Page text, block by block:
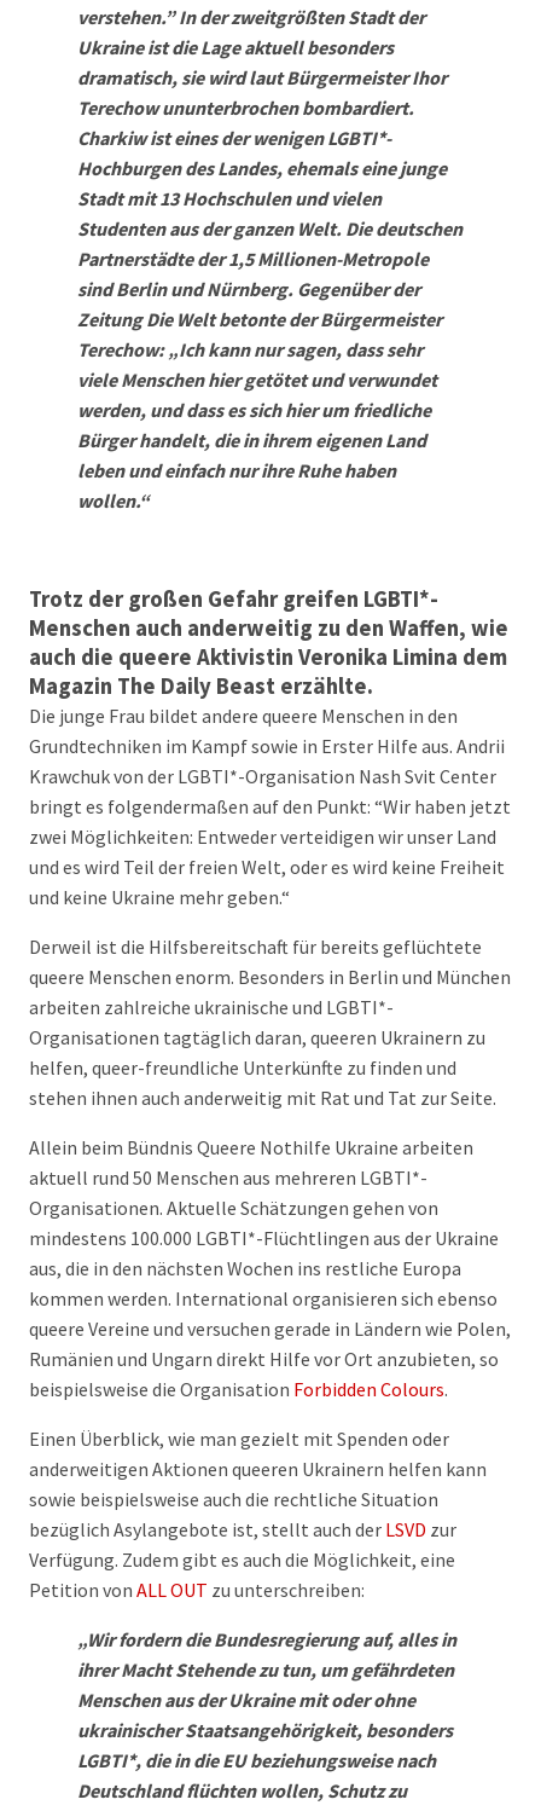
verstehen.” In der zweitgrößten Stadt der
Ukraine ist die Lage aktuell besonders
dramatisch, sie wird laut Bürgermeister Ihor
Terechow ununterbrochen bombardiert.
Charkiw ist eines der wenigen LGBTI*-
Hochburgen des Landes, ehemals eine junge
Stadt mit 13 Hochschulen und vielen
Studenten aus der ganzen Welt. Die deutschen
Partnerstädte der 1,5 Millionen-Metropole
sind Berlin und Nürnberg. Gegenüber der
Zeitung Die Welt betonte der Bürgermeister
Terechow: „Ich kann nur sagen, dass sehr
viele Menschen hier getötet und verwundet
werden, und dass es sich hier um friedliche
Bürger handelt, die in ihrem eigenen Land
leben und einfach nur ihre Ruhe haben
wollen.“
Trotz der großen Gefahr greifen LGBTI*-
Menschen auch anderweitig zu den Waffen, wie
auch die queere Aktivistin Veronika Limina dem
Magazin The Daily Beast erzählte.
Die junge Frau bildet andere queere Menschen in den
Grundtechniken im Kampf sowie in Erster Hilfe aus. Andrii
Krawchuk von der LGBTI*-Organisation Nash Svit Center
bringt es folgendermaßen auf den Punkt: “Wir haben jetzt
zwei Möglichkeiten: Entweder verteidigen wir unser Land
und es wird Teil der freien Welt, oder es wird keine Freiheit
und keine Ukraine mehr geben.“
Derweil ist die Hilfsbereitschaft für bereits geflüchtete
queere Menschen enorm. Besonders in Berlin und München
arbeiten zahlreiche ukrainische und LGBTI*-
Organisationen tagtäglich daran, queeren Ukrainern zu
helfen, queer-freundliche Unterkünfte zu finden und
stehen ihnen auch anderweitig mit Rat und Tat zur Seite.
Allein beim Bündnis Queere Nothilfe Ukraine arbeiten
aktuell rund 50 Menschen aus mehreren LGBTI*-
Organisationen. Aktuelle Schätzungen gehen von
mindestens 100.000 LGBTI*-Flüchtlingen aus der Ukraine
aus, die in den nächsten Wochen ins restliche Europa
kommen werden. International organisieren sich ebenso
queere Vereine und versuchen gerade in Ländern wie Polen,
Rumänien und Ungarn direkt Hilfe vor Ort anzubieten, so
beispielsweise die Organisation Forbidden Colours.
Einen Überblick, wie man gezielt mit Spenden oder
anderweitigen Aktionen queeren Ukrainern helfen kann
sowie beispielsweise auch die rechtliche Situation
bezüglich Asylangebote ist, stellt auch der LSVD zur
Verfügung. Zudem gibt es auch die Möglichkeit, eine
Petition von ALL OUT zu unterschreiben:
„Wir fordern die Bundesregierung auf, alles in
ihrer Macht Stehende zu tun, um gefährdeten
Menschen aus der Ukraine mit oder ohne
ukrainischer Staatsangehörigkeit, besonders
LGBTI*, die in die EU beziehungsweise nach
Deutschland flüchten wollen, Schutz zu